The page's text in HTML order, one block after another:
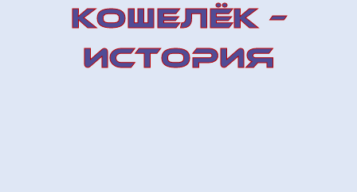
КОШЕЛЁК –
ИСТОРИЯ